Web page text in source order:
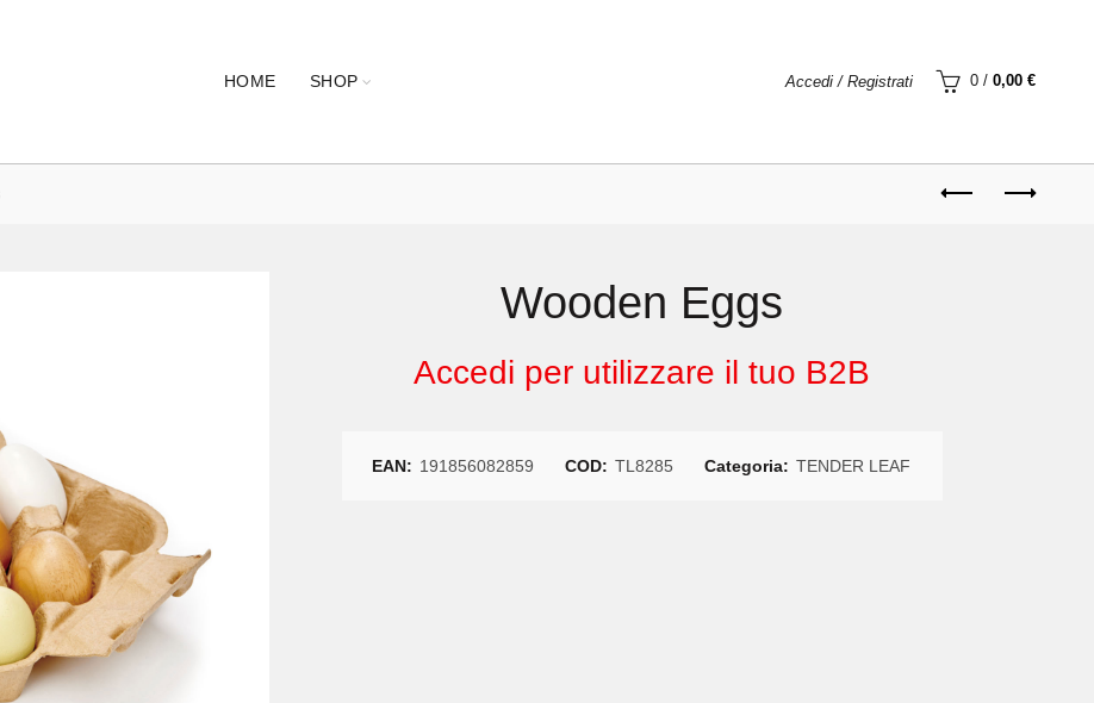
HOME SHOP Accedi / Registrati 0 / 0,00 €
Wooden Eggs
Accedi per utilizzare il tuo B2B
EAN: 191856082859 COD: TL8285 Categoria: TENDER LEAF